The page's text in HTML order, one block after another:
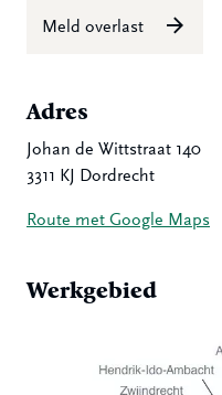
Meld overlast
Adres
Johan de Wittstraat 140
3311 KJ Dordrecht
Route met Google Maps
Werkgebied